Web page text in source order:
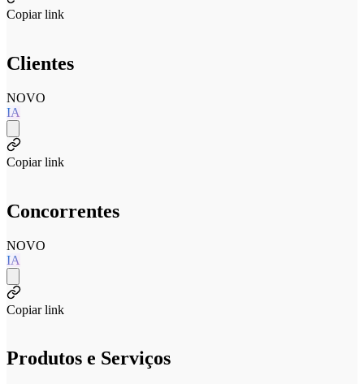
Copiar link
Clientes
NOVO
IA
Copiar link
Concorrentes
NOVO
IA
Copiar link
Produtos e Serviços